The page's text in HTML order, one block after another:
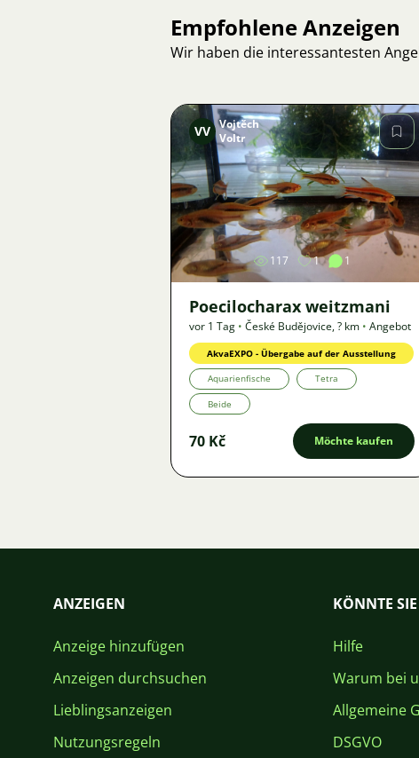
Empfohlene Anzeigen
Wir haben die interessantesten
Bild
VV Vojtěch
Voltr
117 1 1
Poecilocharax weitzmani
vor 1 Tag • České Budějovice,? km • Angebot
AkvaEXPO - Übergabe auf der Ausstellung
Aquarienfische Tetra
Beide
70 Kč Möchte kaufen
ANZEIGEN
Anzeige hinzufügen
Anzeigen durchsuchen
Lieblingsanzeigen
Nutzungsregeln
KÖNNTE
Hilfe
Warum bei
Allgemeine
DSGVO